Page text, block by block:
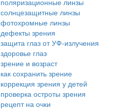
поляризационные линзы
солнцезащитные линзы
фотохромные линзы
дефекты зрения
защита глаз от УФ-излучения
здоровье глаз
зрение и возраст
как сохранить зрение
коррекция зрения у детей
проверка остроты зрения
рецепт на очки